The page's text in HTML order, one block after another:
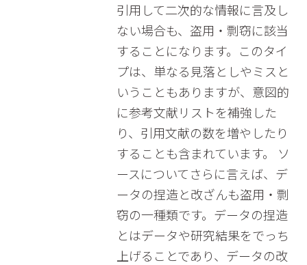
引用して二次的な情報に言及し
ない場合も、盗用・剽窃に該当
することになります。このタイ
プは、単なる見落としやミスと
いうこともありますが、意図的
に参考文献リストを補強した
り、引用文献の数を増やしたり
することも含まれています。 ソ
ースについてさらに言えば、デ
ータの捏造と改ざんも盗用・剽
窃の一種類です。データの捏造
とはデータや研究結果をでっち
上げることであり、データの改